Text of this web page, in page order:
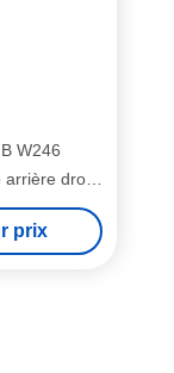
W246
droit
hydraulique
prix